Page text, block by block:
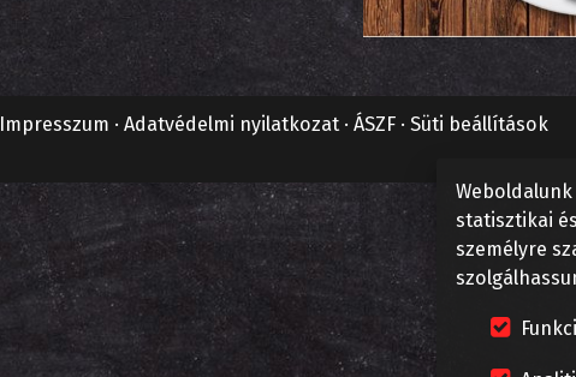
Impresszum Adatvédelmi nyilatkozat ÁSZF
Süti beállítások
statisztikai
személyre